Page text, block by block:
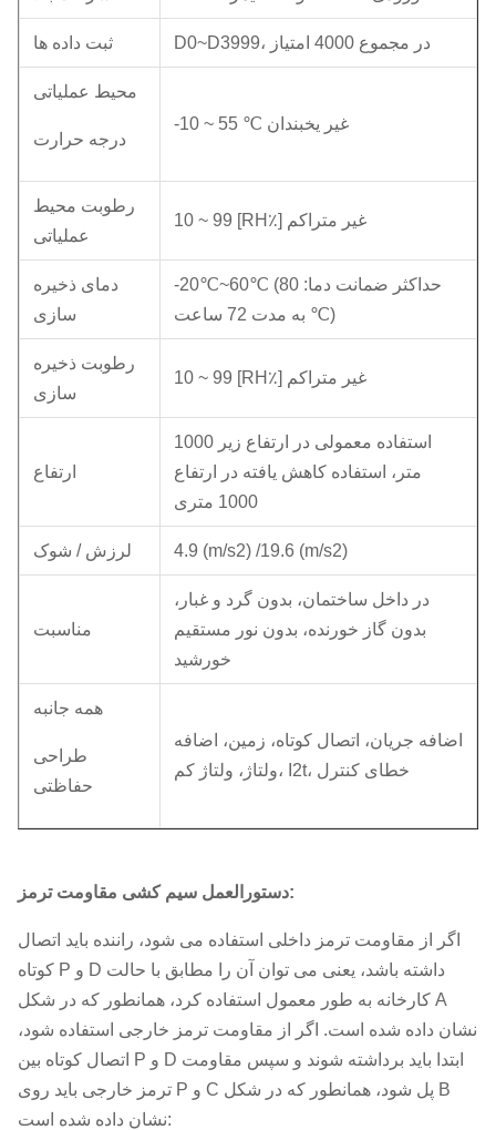
ثبت داده ها D0~D3999، در مجموع 4000 امتیاز
محیط عملیاتی
درجه حرارت
-10 ~ 55 ℃ غیر یخبندان
رطوبت محیط
عملیاتی
10 ~ 99 [RH٪] غیر متراکم
دمای ذخیره
سازی
-20℃~60℃ (حداکثر ضمانت دما: 80
℃ به مدت 72 ساعت)
رطوبت ذخیره
سازی
10 ~ 99 [RH٪] غیر متراکم
ارتفاع
استفاده معمولی در ارتفاع زیر 1000
متر، استفاده کاهش یافته در ارتفاع
1000 متری
لرزش / شوک 4.9 (m/s2) /19.6 (m/s2)
مناسبت
در داخل ساختمان، بدون گرد و غبار،
بدون گاز خورنده، بدون نور مستقیم
خورشید
همه جانبه
طراحی
حفاظتی
اضافه جریان، اتصال کوتاه، زمین، اضافه
ولتاژ، ولتاژ کم، I2t، خطای کنترل
دستورالعمل سیم کشی مقاومت ترمز:
اگر از مقاومت ترمز داخلی استفاده می شود، راننده باید اتصال
کوتاه P و D داشته باشد، یعنی می توان آن را مطابق با حالت
کارخانه به طور معمول استفاده کرد، همانطور که در شکل A
نشان داده شده است. اگر از مقاومت ترمز خارجی استفاده شود،
اتصال کوتاه بین P و D ابتدا باید برداشته شوند و سپس مقاومت
ترمز خارجی باید روی P و C پل شود، همانطور که در شکل B
نشان داده شده است: